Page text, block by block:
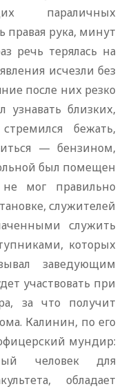
параличных
правая рука, минут
речь терялась на
исчезли без
после них резко
узнавать близких,
бежать,
— бензином,
был помещен
мог правильно
служителей
служить
которых
заведующим
участвовать при
за что получит
Калинин, по его
мундир:
человек для
обладает